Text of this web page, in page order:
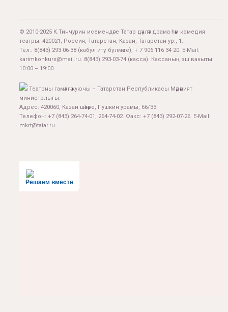
© 2010-2025 К.Тинчурин исемендәге Татар дәүләт драма һәм комедия
театры. 420021, Россия, Татарстан, Казан, Татарстан ур., 1.
Тел.: 8(843) 293-06-38 (кабул итү бүлмәсе), + 7 906 116 34 20. E-Mail:
karimkonkurs@mail.ru. 8(843) 293-03-74 (касса). Кассаның эш вакыты:
10:00 – 19:00.
Театрны гамәлгә куючы – Татарстан Республикасы Мәдәният
министрлыгы.
Адрес: 420060, Казан шәһәре, Пушкин урамы, 66/33
Телефон: +7 (843) 264-74-01, 264-74-02. Факс: +7 (843) 292-07-26. E-Mail:
mkrt@tatar.ru
Решаем вместе